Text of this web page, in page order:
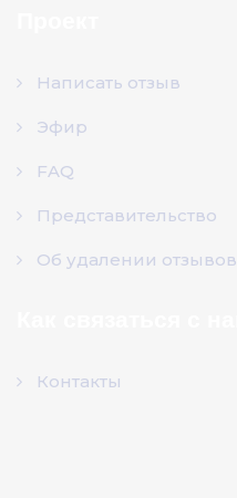
Написать отзыв
Эфир
FAQ
Представительство
Об удалении отзывов
Контакты